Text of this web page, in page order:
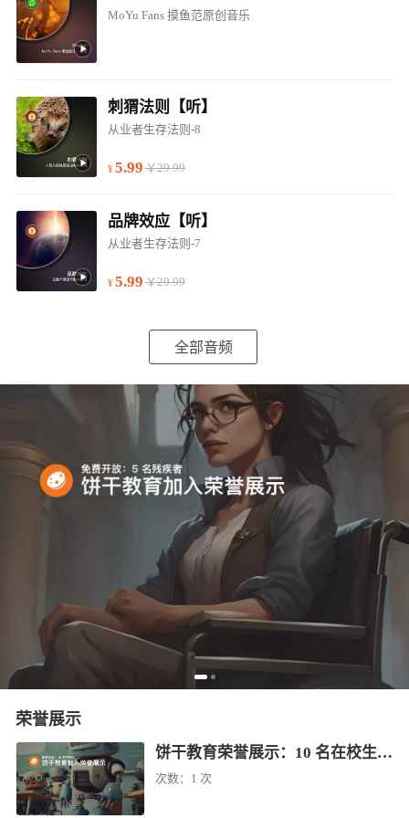
MoYu Fans 摸鱼范原创音乐
刺猬法则【听】
从业者生存法则-8
5.99 ￥29.99
品牌效应【听】
从业者生存法则-7
5.99 ￥29.99
全部音频
荣誉展示
饼干教育荣誉展示：10 名在校生免费学（已结束）
次数： 1 次